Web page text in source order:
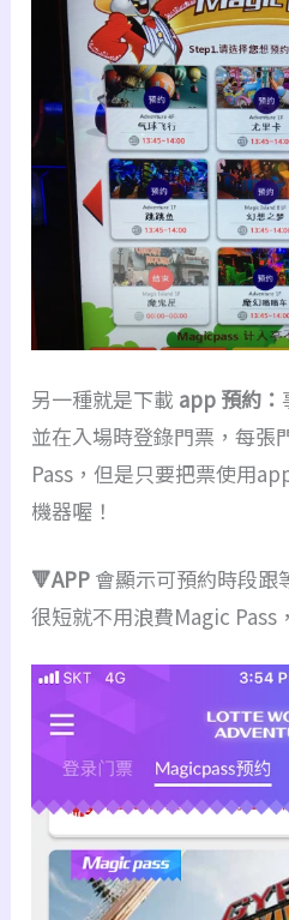
另一種就是下載 app 預約：
並在入場時登錄門票，每張
Pass，但是只要把票使用
機器喔！
🔻APP 會顯示可預約時段跟
很短就不用浪費Magic Pass